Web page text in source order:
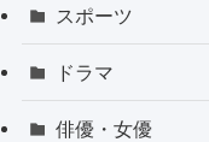
スポーツ
ドラマ
俳優・女優